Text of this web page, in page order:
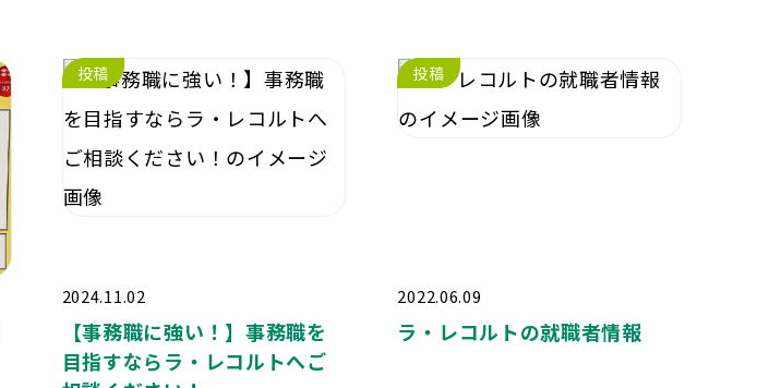
投稿
2024.11.02
【事務職に強い！】事務職を
目指すならラ・レコルトへご
投稿
2022.06.09
ラ・レコルトの就職者情報